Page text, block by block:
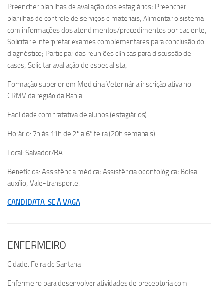
Preencher planilhas de avaliação dos estagiários; Preencher
planilhas de controle de serviços e materiais; Alimentar o sistema
com informações dos atendimentos/procedimentos por paciente;
Solicitar e interpretar exames complementares para conclusão do
diagnóstico; Participar das reuniões clínicas para discussão de
casos; Solicitar avaliação de especialista;
Formação superior em Medicina Veterinária inscrição ativa no
CRMV da região da Bahia.
Facilidade com tratativa de alunos (estagiários).
Horário: 7h ás 11h de 2ª a 6ª feira (20h semanais)
Local: Salvador/BA
Benefícios: Assistência médica; Assistência odontológica; Bolsa
auxílio; Vale-transporte.
CANDIDATA-SE À VAGA
ENFERMEIRO
Cidade: Feira de Santana
Enfermeiro para desenvolver atividades de preceptoria com